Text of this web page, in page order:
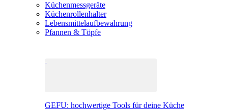
Küchenmessgeräte
Küchenrollenhalter
Lebensmittelaufbewahrung
Pfannen & Töpfe
GEFU: hochwertige Tools für deine Küche